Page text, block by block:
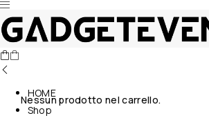
Nessun prodotto nel carrello.
HOME
Shop